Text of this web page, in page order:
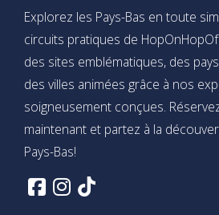
Explorez les Pays-Bas en toute
circuits pratiques de
des sites emblématiques, des
des villes animées grâce à nos
soigneusement conçues.
maintenant et partez à la
Pays-Bas!